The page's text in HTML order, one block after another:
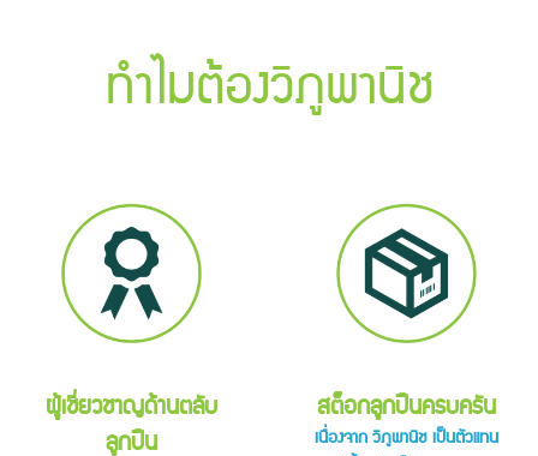
ทำไมต้องวิภูพานิช
ผู้เชี่ยวชาญด้านตลับ
ลูกปืน
สต็อกลูกปืนครบครัน
เนื่องจาก วิภูพานิช เป็นตัวแทน